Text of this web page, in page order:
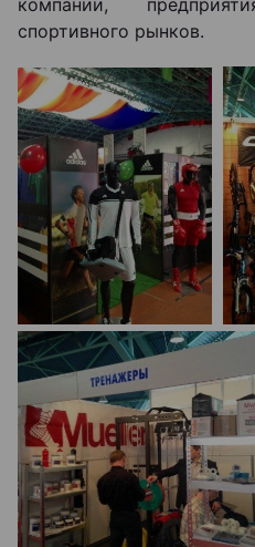
компании,
спортивного рынков.